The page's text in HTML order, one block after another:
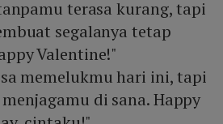
terasa kurang, tapi
segalanya tetap
Valentine!"
memelukmu hari ini, tapi
di sana. Happy